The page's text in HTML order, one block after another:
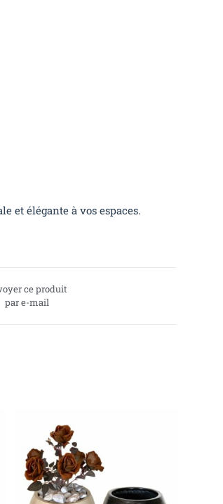
et élégante à vos espaces.
ce produit
par e-mail